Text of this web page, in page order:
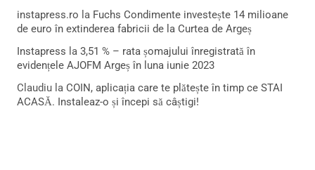
instapress.ro la Fuchs Condimente investește 14 milioane
de euro în extinderea fabricii de la Curtea de Argeș
Instapress la 3,51 % – rata șomajului înregistrată în
evidențele AJOFM Argeș în luna iunie 2023
Claudiu la COIN, aplicația care te plătește în timp ce STAI
ACASĂ. Instaleaz-o și începi să câștigi!